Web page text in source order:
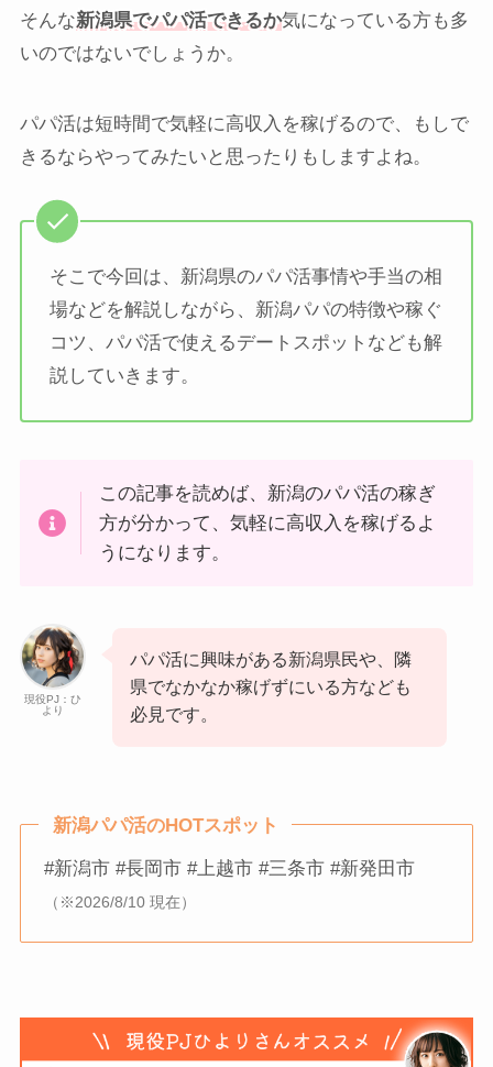
そんな新潟県でパパ活できるか気になっている方も多
いのではないでしょうか。
パパ活は短時間で気軽に高収入を稼げるので、もしで
きるならやってみたいと思ったりもしますよね。
そこで今回は、新潟県のパパ活事情や手当の相
場などを解説しながら、新潟パパの特徴や稼ぐ
コツ、パパ活で使えるデートスポットなども解
説していきます。
この記事を読めば、新潟のパパ活の稼ぎ
方が分かって、気軽に高収入を稼げるよ
うになります。
現役PJ：ひ
より
パパ活に興味がある新潟県民や、隣
県でなかなか稼げずにいる方なども
必見です。
新潟パパ活のHOTスポット
#新潟市 #長岡市 #上越市 #三条市 #新発田市
（※2026/8/10 現在）